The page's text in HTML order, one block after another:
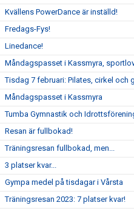
Kvällens PowerDance är inställd!
Fredags-Fys!
Linedance!
Måndagspasset i Kassmyra,
Tisdag 7 februari: Pilates, cirkel och
Måndagspasset i Kassmyra
Tumba Gymnastik och
Resan är fullbokad!
Träningsresan fullbokad, men...
3 platser kvar...
Gympa medel på tisdagar i Vårsta
Träningsresan 2023: 7 platser kvar!